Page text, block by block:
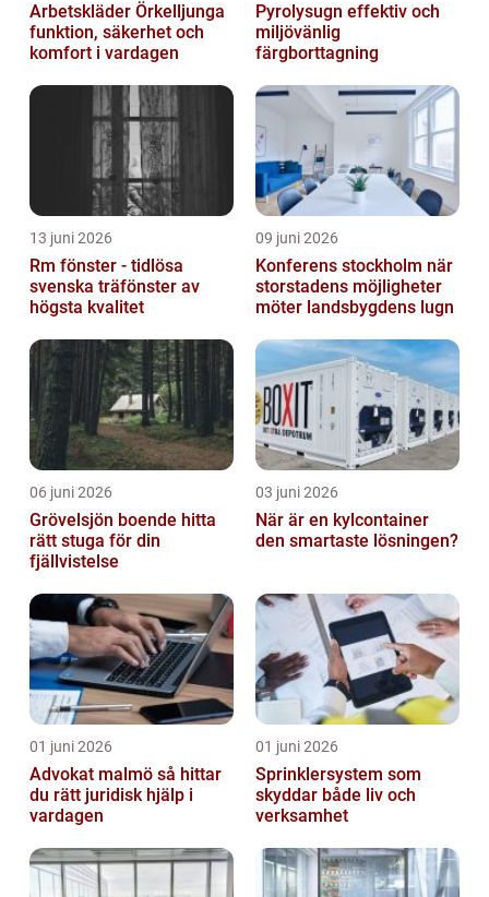
Arbetskläder Örkelljunga
funktion, säkerhet och
komfort i vardagen
Pyrolysugn effektiv och
miljövänlig
färgborttagning
13 juni 2026
Rm fönster - tidlösa
svenska träfönster av
högsta kvalitet
09 juni 2026
Konferens stockholm när
storstadens möjligheter
möter landsbygdens lugn
06 juni 2026
Grövelsjön boende hitta
rätt stuga för din
fjällvistelse
03 juni 2026
När är en kylcontainer
den smartaste lösningen?
01 juni 2026
Advokat malmö så hittar
du rätt juridisk hjälp i
vardagen
01 juni 2026
Sprinklersystem som
skyddar både liv och
verksamhet